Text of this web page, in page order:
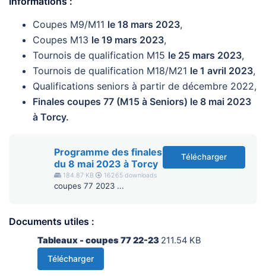
Coupes M9/M11 le 18 mars 2023,
Coupes M13 le 19 mars 2023,
Tournois de qualification M15 le 25 mars 2023,
Tournois de qualification M18/M21 le 1 avril 2023,
Qualifications seniors à partir de décembre 2022,
Finales coupes 77 (M15 à Seniors) le 8 mai 2023
à Torcy.
Programme des finales
du 8 mai 2023 à Torcy
184.87 KB 16265 downloads
coupes 77 2023 ...
Télécharger
Documents utiles :
Tableaux - coupes 77 22-23 211.54 KB
Télécharger